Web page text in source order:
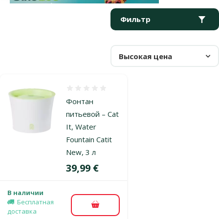
Фильтр
Высокая цена
Продукты в категории Автоматические поилки
Фонтан
питьевой – Cat
It, Water
Fountain Catit
New, 3 л
Цена
39,99 €
В наличии
Бесплатная
доставка
В корзину